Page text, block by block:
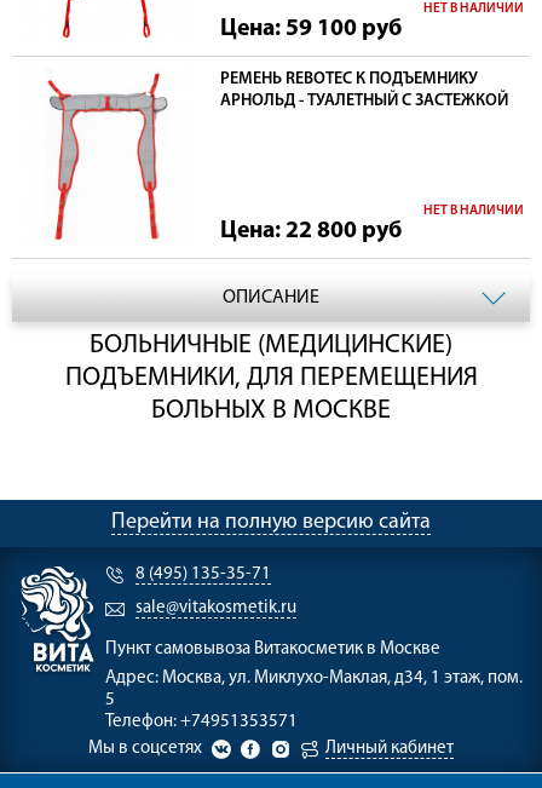
Цена: 59 100 руб
НЕТ В НАЛИЧИИ
РЕМЕНЬ REBOTEC К ПОДЪЕМНИКУ
АРНОЛЬД - ТУАЛЕТНЫЙ С ЗАСТЕЖКОЙ
Цена: 22 800 руб
НЕТ В НАЛИЧИИ
ОПИСАНИЕ
БОЛЬНИЧНЫЕ (МЕДИЦИНСКИЕ)
ПОДЪЕМНИКИ, ДЛЯ ПЕРЕМЕЩЕНИЯ
БОЛЬНЫХ В МОСКВЕ
Перейти на полную версию сайта
8 (495) 135-35-71
sale@vitakosmetik.ru
Пункт самовывоза Витакосметик в Москве
Адрес: Москва, ул. Миклухо-Маклая, д34, 1 этаж, пом.
5
Телефон: +74951353571
Мы в соцсетях
Личный кабинет